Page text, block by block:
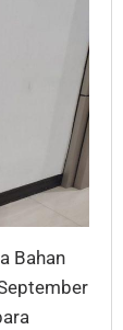
Bahan